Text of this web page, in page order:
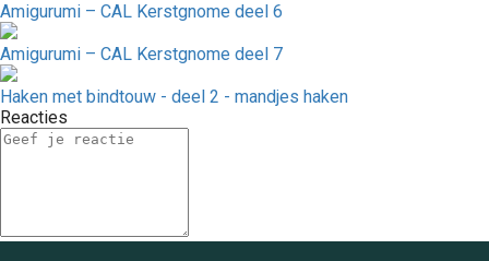
Amigurumi – CAL Kerstgnome deel 6
Amigurumi – CAL Kerstgnome deel 7
Haken met bindtouw - deel 2 - mandjes haken
Reacties